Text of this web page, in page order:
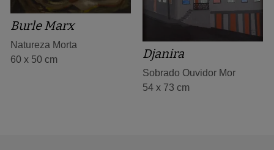
Burle Marx
Natureza Morta
60 x 50 cm
Djanira
Sobrado Ouvidor Mor
54 x 73 cm